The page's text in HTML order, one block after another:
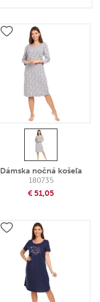
Dámska nočná košeľa
180735
€ 51,05